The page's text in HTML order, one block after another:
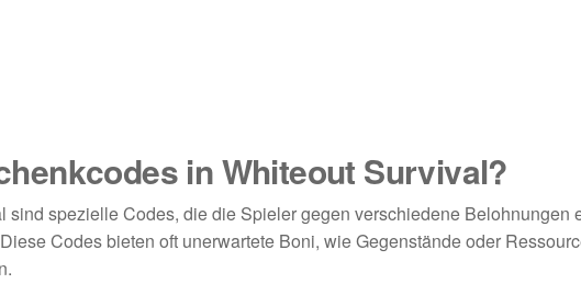
in Whiteout Survival?
sind spezielle Codes, die die Spieler gegen verschiedene Belohnungen
Codes bieten oft unerwartete Boni, wie Gegenstände oder